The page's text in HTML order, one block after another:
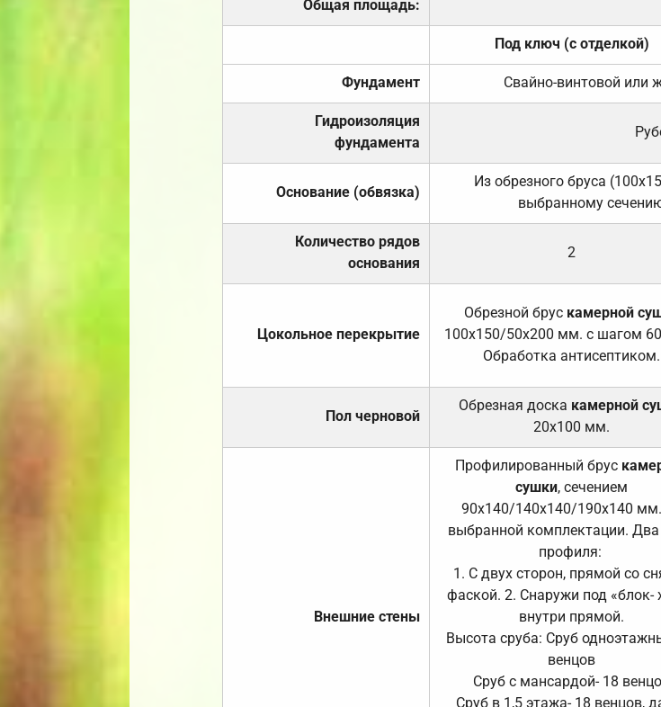
Общая площадь:
Под ключ (с отделкой)
Фундамент Свайно-винтовой или
Гидроизоляция
фундамента
Основание (обвязка)
Из обрезного бруса
выбранному
Количество рядов
основания
2
Цокольное перекрытие
Обрезной брус камерной
100х150/50х200 мм. с шагом
Обработка антисептиком.
Пол черновой
Обрезная доска камерной
20х100 мм.
Внешние стены
Профилированный брус
сушки, сечением
90х140/140х140/190х140
выбранной комплектации.
профиля:
1. С двух сторон, прямой со
фаской. 2. Снаружи под «блок-
внутри прямой.
Высота сруба: Сруб
венцов
Сруб с мансардой- 18
Сруб в 1,5 этажа- 18 венцов,